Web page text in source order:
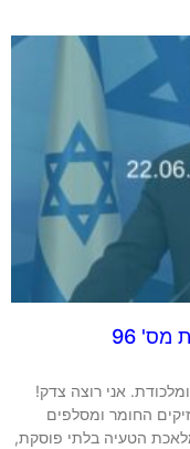
אני רוצה צדק!
ומסלפים
הטעיה בלתי פוסקת,